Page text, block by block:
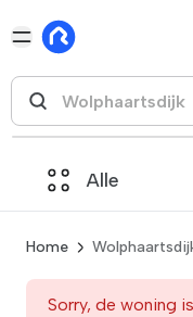
Alle
Home
Sorry, de woning